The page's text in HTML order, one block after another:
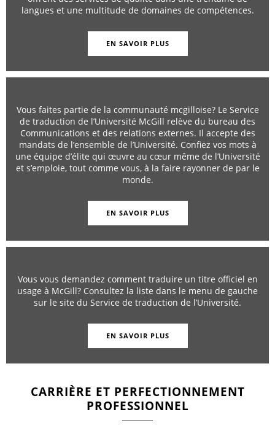
langues et une multitude de domaines de compétences.
EN SAVOIR PLUS
Vous faites partie de la communauté mcgilloise? Le Service
de traduction de l’Université McGill relève du bureau des
Communications et des relations externes. Il accepte des
mandats de l’ensemble de l’Université. Confiez vos mots à
une équipe d’élite qui œuvre au cœur même de l’Université
et s’emploie, tout comme vous, à la faire rayonner de par le
monde.
EN SAVOIR PLUS
Vous vous demandez comment traduire un titre officiel en
usage à McGill? Consultez la liste dans le menu de gauche
sur le site du Service de traduction de l’Université.
EN SAVOIR PLUS
CARRIÈRE ET PERFECTIONNEMENT
PROFESSIONNEL